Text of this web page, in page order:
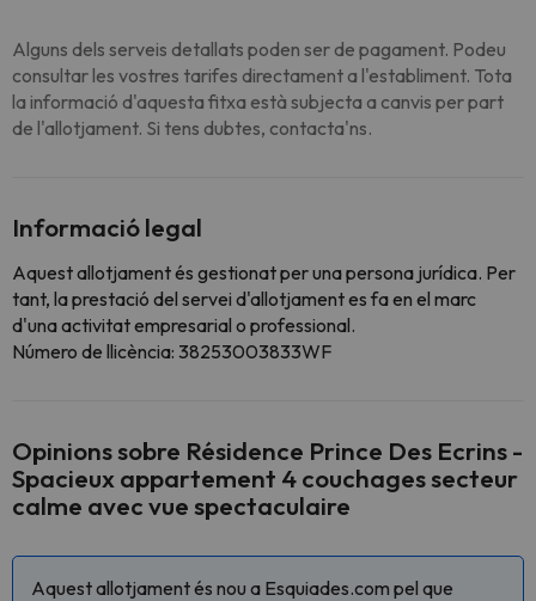
Alguns dels serveis detallats poden ser de pagament. Podeu
consultar les vostres tarifes directament a l'establiment. Tota
la informació d'aquesta fitxa està subjecta a canvis per part
de l'allotjament. Si tens dubtes, contacta'ns.
Informació legal
Aquest allotjament és gestionat per una persona jurídica. Per
tant, la prestació del servei d'allotjament es fa en el marc
d'una activitat empresarial o professional.
Número de llicència: 38253003833WF
Opinions sobre Résidence Prince Des Ecrins -
Spacieux appartement 4 couchages secteur
calme avec vue spectaculaire
Aquest allotjament és nou a Esquiades.com pel que